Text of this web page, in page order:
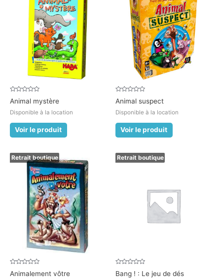
Note
0
5
Animal mystère
Disponible à la location
Voir le produit
Note
0
5
Animal suspect
Disponible à la location
Voir le produit
Retrait boutique
Note
0Animalement vôtre
Retrait boutique
Note
0
Bang ! : Le jeu de dés